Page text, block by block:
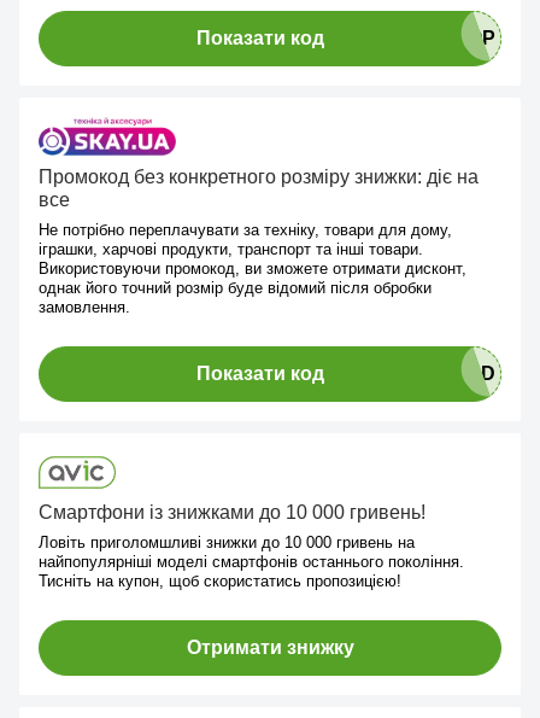
Показати код
Промокод без конкретного розміру знижки: діє на
все
Не потрібно переплачувати за техніку, товари для дому,
іграшки, харчові продукти, транспорт та інші товари.
Використовуючи промокод, ви зможете отримати дисконт,
однак його точний розмір буде відомий після обробки
замовлення.
Показати код
Смартфони із знижками до 10 000 гривень!
Ловіть приголомшливі знижки до 10 000 гривень на
найпопулярніші моделі смартфонів останнього покоління.
Тисніть на купон, щоб скористатись пропозицією!
Отримати знижку